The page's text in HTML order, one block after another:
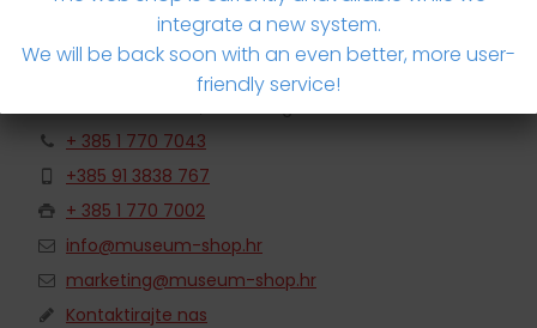
Travel Point Croatia
+ 385 1 770 7043
+385 91 3838 767
+ 385 1 770 7002
info@museum-shop.hr
marketing@museum-shop.hr
Kontaktirajte nas
integrate a new system.
We will be back soon with an even better, more user-
friendly service!